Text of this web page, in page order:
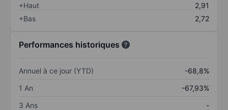
+Haut
2,91
+Bas
2,72
Performances historiques
Annuel à ce jour (YTD)
-68,8%
1 An
-67,93%
3 Ans
-